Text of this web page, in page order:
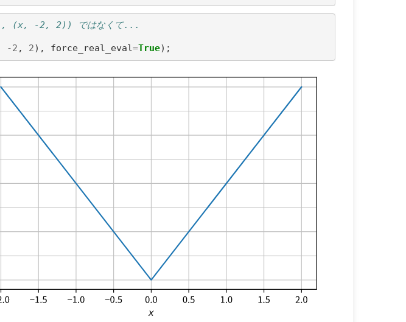
(x, -2, 2)) ではなくて...
-2 , 2), force_real_eval=True) ;